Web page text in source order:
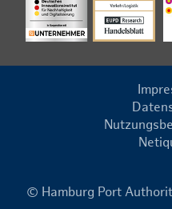
© Hamburg Port